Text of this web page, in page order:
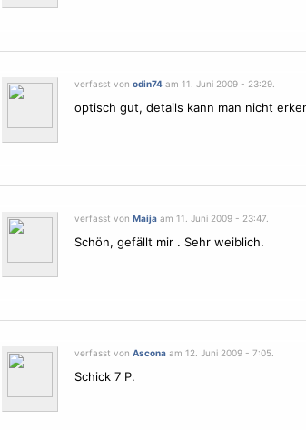
verfasst von odin74am 11. Juni 2009 - 23:29.
optisch gut, details kann man nicht
verfasst von Maijaam 11. Juni 2009 - 23:47.
Schön, gefällt mir . Sehr weiblich.
verfasst von Asconaam 12. Juni 2009 - 7:05.
Schick 7 P.